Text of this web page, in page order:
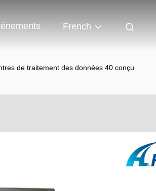
French
de traitement des données 40 conçu